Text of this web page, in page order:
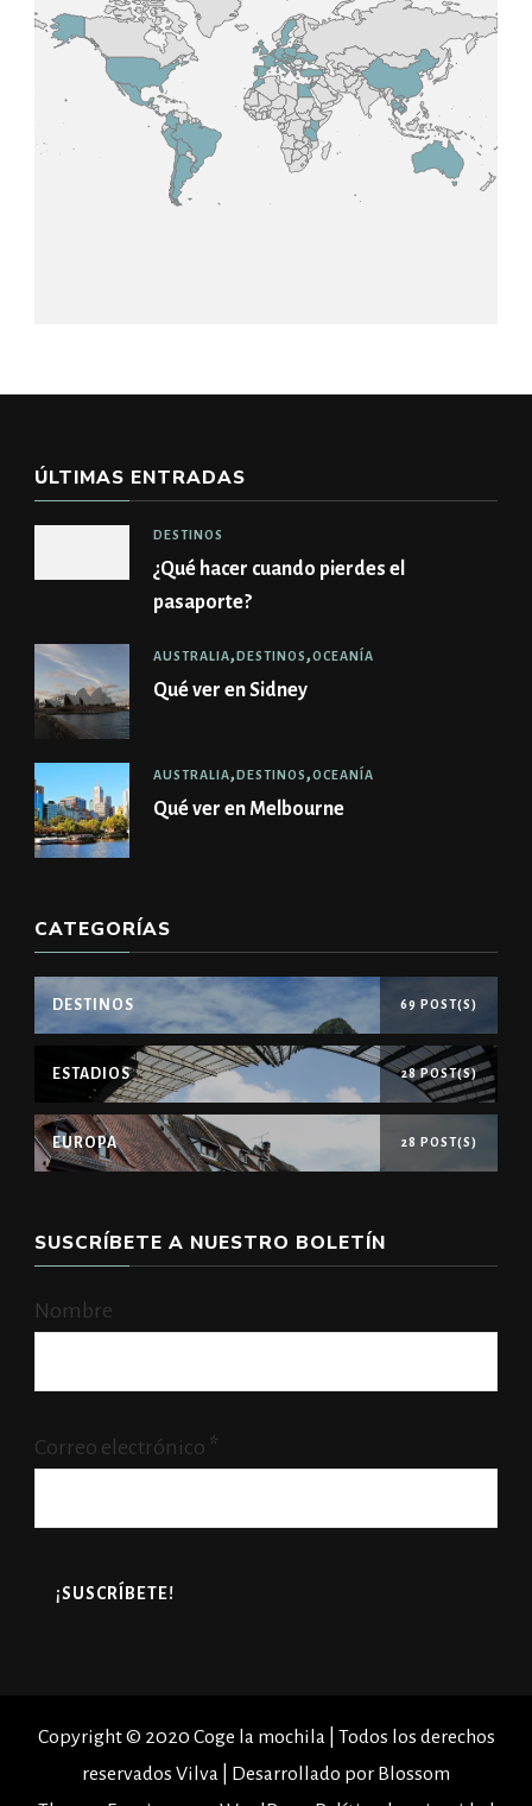
ÚLTIMAS ENTRADAS
DESTINOS
¿Qué hacer cuando pierdes el
pasaporte?
AUSTRALIA DESTINOS OCEANÍA
Qué ver en Sidney
AUSTRALIA DESTINOS OCEANÍA
Qué ver en Melbourne
CATEGORÍAS
DESTINOS 69 POST(S)
ESTADIOS 28 POST(S)
EUROPA 28 POST(S)
SUSCRÍBETE A NUESTRO BOLETÍN
Nombre
Correo electrónico *
Copyright © 2020 Coge la mochila | Todos los derechos
reservados Vilva | Desarrollado por Blossom